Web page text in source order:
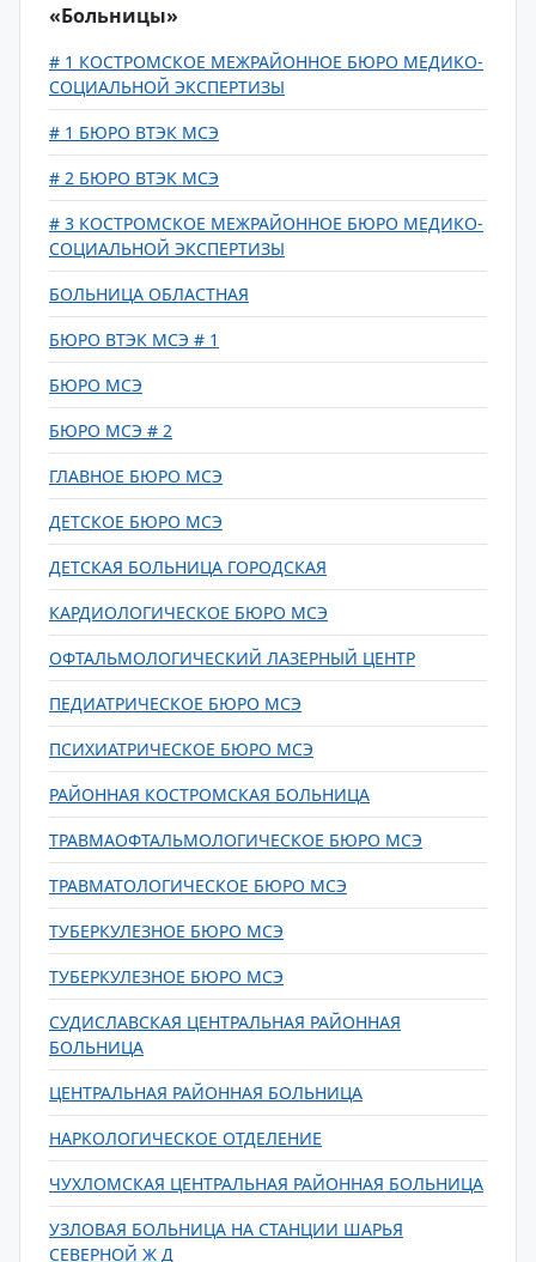
«Больницы»
# 1 КОСТРОМСКОЕ МЕЖРАЙОННОЕ БЮРО МЕДИКО-
СОЦИАЛЬНОЙ ЭКСПЕРТИЗЫ
# 1 БЮРО ВТЭК МСЭ
# 2 БЮРО ВТЭК МСЭ
# 3 КОСТРОМСКОЕ МЕЖРАЙОННОЕ БЮРО МЕДИКО-
СОЦИАЛЬНОЙ ЭКСПЕРТИЗЫ
БОЛЬНИЦА ОБЛАСТНАЯ
БЮРО ВТЭК МСЭ # 1
БЮРО МСЭ
БЮРО МСЭ # 2
ГЛАВНОЕ БЮРО МСЭ
ДЕТСКОЕ БЮРО МСЭ
ДЕТСКАЯ БОЛЬНИЦА ГОРОДСКАЯ
КАРДИОЛОГИЧЕСКОЕ БЮРО МСЭ
ОФТАЛЬМОЛОГИЧЕСКИЙ ЛАЗЕРНЫЙ ЦЕНТР
ПЕДИАТРИЧЕСКОЕ БЮРО МСЭ
ПСИХИАТРИЧЕСКОЕ БЮРО МСЭ
РАЙОННАЯ КОСТРОМСКАЯ БОЛЬНИЦА
ТРАВМАОФТАЛЬМОЛОГИЧЕСКОЕ БЮРО МСЭ
ТРАВМАТОЛОГИЧЕСКОЕ БЮРО МСЭ
ТУБЕРКУЛЕЗНОЕ БЮРО МСЭ
ТУБЕРКУЛЕЗНОЕ БЮРО МСЭ
СУДИСЛАВСКАЯ ЦЕНТРАЛЬНАЯ РАЙОННАЯ
БОЛЬНИЦА
ЦЕНТРАЛЬНАЯ РАЙОННАЯ БОЛЬНИЦА
НАРКОЛОГИЧЕСКОЕ ОТДЕЛЕНИЕ
ЧУХЛОМСКАЯ ЦЕНТРАЛЬНАЯ РАЙОННАЯ БОЛЬНИЦА
УЗЛОВАЯ БОЛЬНИЦА НА СТАНЦИИ ШАРЬЯ
СЕВЕРНОЙ Ж Д